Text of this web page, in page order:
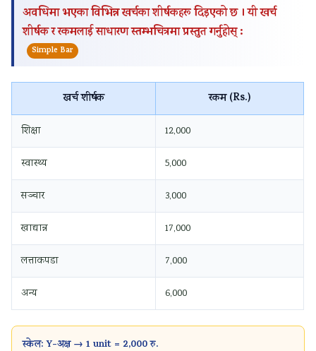
अवधिमा भएका विभिन्न खर्चका शीर्षकहरू दिइएको छ । यी खर्च
शीर्षक र रकमलाई साधारण स्तम्भचित्रमा प्रस्तुत गर्नुहोस् :
Simple Bar
खर्च शीर्षक रकम (Rs.)
शिक्षा 12,000
स्वास्थ्य 5,000
सञ्चार 3,000
खाद्यान्न 17,000
लत्ताकपडा 7,000
अन्य 6,000
स्केल: Y-अक्ष → 1 unit = 2,000 रु.